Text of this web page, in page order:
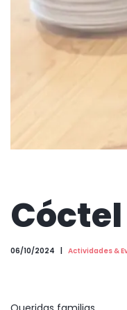
06/10/2024 Actividades &